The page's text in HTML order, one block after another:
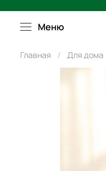
Меню
Главная Для дома